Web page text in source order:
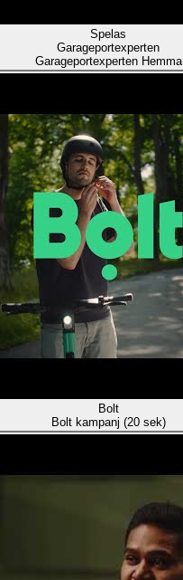
Spelas
Garageportexperten
Garageportexperten Hemma
Bolt
Bolt kampanj (20 sek)